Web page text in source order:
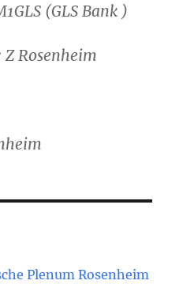
(GLS Bank )
Rosenheim
Plenum Rosenheim